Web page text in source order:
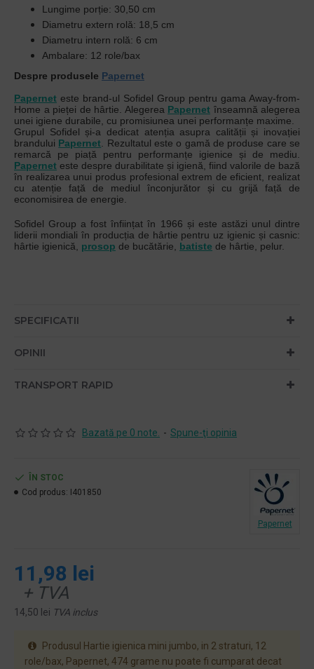
Lungime porție: 30,50 cm
Diametru extern rolă: 18,5 cm
Diametru intern rolă: 6 cm
Ambalare: 12 role/bax
Despre produsele Papernet
Papernet este brand-ul Sofidel Group pentru gama Away-from-
Home a pieței de hârtie. Alegerea Papernet înseamnă alegerea
unei igiene durabile, cu promisiunea unei performanțe maxime.
Grupul Sofidel și-a dedicat atenția asupra calității și inovației
brandului Papernet . Rezultatul este o gamă de produse care se
remarcă pe piață pentru performanțe igienice și de mediu.
Papernet este despre durabilitate și igienă, fiind valorile de bază
în realizarea unui produs profesional extrem de eficient, realizat
cu atenție față de mediul înconjurător și cu grijă față de
economisirea de energie.
Sofidel Group a fost înființat în 1966 și este astăzi unul dintre
liderii mondiali în producția de hârtie pentru uz igienic și casnic:
hârtie igienică, prosop de bucătărie, batiste de hârtie, pelur.
SPECIFICATII
OPINII
TRANSPORT RAPID
Bazată pe 0 note. - Spune-ţi opinia
11,98 lei
+ TVA
14,50 lei TVA inclus
ÎN STOC
Cod produs: I401850
Papernet
Produsul Hartie igienica mini jumbo, in 2 straturi, 12
role/bax, Papernet, 474 grame nu poate fi cumparat decat